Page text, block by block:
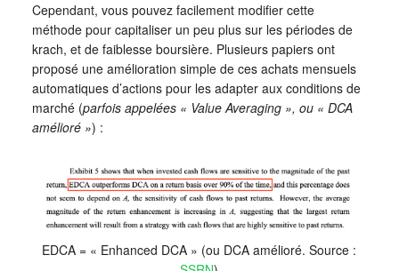
Cependant, vous pouvez facilement modifier cette
méthode pour capitaliser un peu plus sur les périodes de
krach, et de faiblesse boursière. Plusieurs papiers ont
proposé une amélioration simple de ces achats mensuels
automatiques d’actions pour les adapter aux conditions de
marché (parfois appelées « Value Averaging », ou « DCA
amélioré ») :
EDCA = « Enhanced DCA » (ou DCA amélioré. Source :